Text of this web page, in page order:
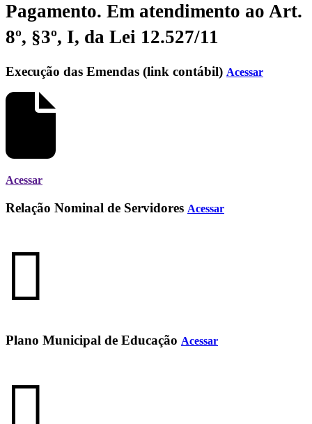
Pagamento. Em atendimento ao Art.
8º, §3º, I, da Lei 12.527/11
Execução das Emendas (link contábil) Acessar
Acessar
Relação Nominal de Servidores Acessar
Plano Municipal de Educação Acessar